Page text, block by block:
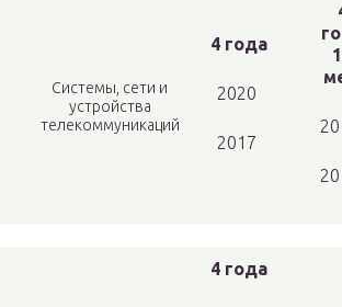
Системы, сети и
устройства
телекоммуникаций
4 года
2020
2017
4 года